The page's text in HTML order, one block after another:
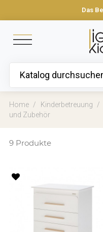
Das
Home Kinderbetreuung
und Zubehör
9 Produkte